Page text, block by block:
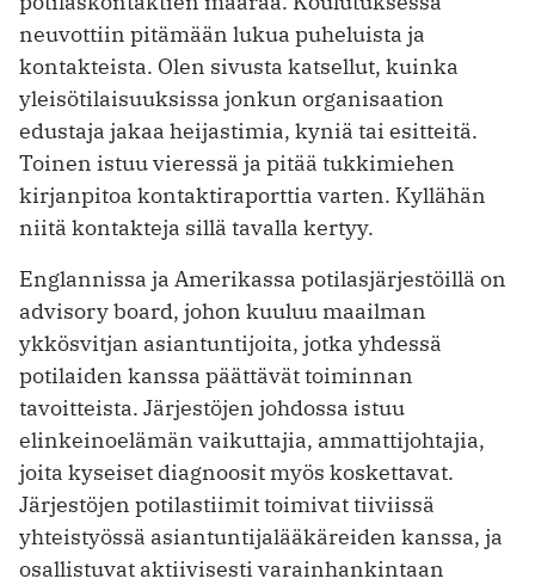
neuvottiin pitämään lukua puheluista ja
kontakteista. Olen sivusta katsellut, kuinka
yleisötilaisuuksissa jonkun organisaation
edustaja jakaa heijastimia, kyniä tai esitteitä.
Toinen istuu vieressä ja pitää tukkimiehen
kirjanpitoa kontaktiraporttia varten. Kyllähän
niitä kontakteja sillä tavalla kertyy.
Englannissa ja Amerikassa potilasjärjestöillä on
advisory board, johon kuuluu maailman
ykkösvitjan asiantuntijoita, jotka yhdessä
potilaiden kanssa päättävät toiminnan
tavoitteista. Järjestöjen johdossa istuu
elinkeinoelämän vaikuttajia, ammattijohtajia,
joita kyseiset diagnoosit myös koskettavat.
Järjestöjen potilastiimit toimivat tiiviissä
yhteistyössä asiantuntijalääkäreiden kanssa, ja
osallistuvat aktiivisesti varainhankintaan